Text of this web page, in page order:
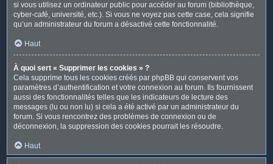
si vous utilisez un ordinateur public pour accéder au forum (bibliothèque,
cyber-café, université, etc.). Si vous ne voyez pas cette case, cela signifie
qu’un administrateur du forum a désactivé cette fonctionnalité.
Haut
À quoi sert « Supprimer les cookies » ?
Cela supprime tous les cookies créés par phpBB qui conservent vos
paramètres d’authentification et votre connexion au forum. Ils fournissent
aussi des fonctionnalités telles que les indicateurs de lecture des
messages (lu ou non lu) si cela a été activé par un administrateur du
forum. Si vous rencontrez des problèmes de connexion ou de
déconnexion, la suppression des cookies pourrait les résoudre.
Haut